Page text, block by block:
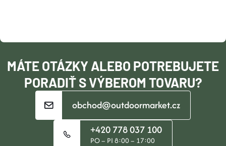
VYBAVENIE
TOPÁNKY a PONOŽKY
CYKLISTIKA
T
MÁTE OTÁZKY ALEBO POTREBUJETE
PORADIŤ S VÝBEROM TOVARU?
obchod@outdoormarket.cz
+420 778 037 100
PO – PI 8:00 – 17:00